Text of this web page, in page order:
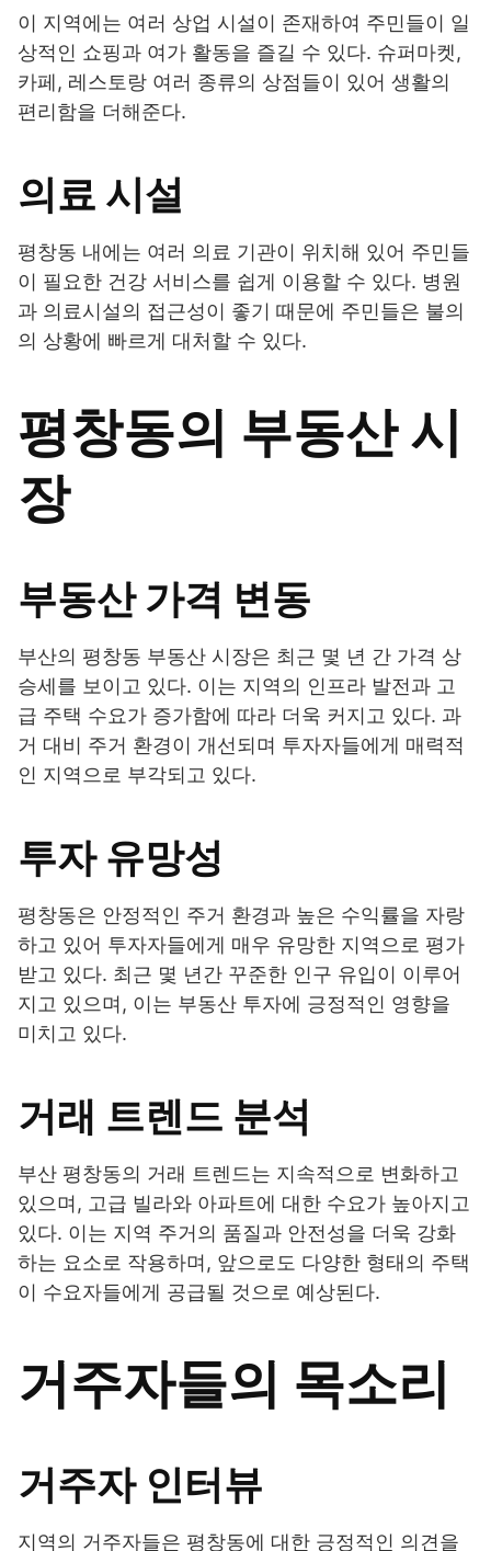
이 지역에는 여러 상업 시설이 존재하여 주민들이 일
상적인 쇼핑과 여가 활동을 즐길 수 있다. 슈퍼마켓,
카페, 레스토랑 여러 종류의 상점들이 있어 생활의
편리함을 더해준다.
의료 시설
평창동 내에는 여러 의료 기관이 위치해 있어 주민들
이 필요한 건강 서비스를 쉽게 이용할 수 있다. 병원
과 의료시설의 접근성이 좋기 때문에 주민들은 불의
의 상황에 빠르게 대처할 수 있다.
평창동의 부동산 시
장
부동산 가격 변동
부산의 평창동 부동산 시장은 최근 몇 년 간 가격 상
승세를 보이고 있다. 이는 지역의 인프라 발전과 고
급 주택 수요가 증가함에 따라 더욱 커지고 있다. 과
거 대비 주거 환경이 개선되며 투자자들에게 매력적
인 지역으로 부각되고 있다.
투자 유망성
평창동은 안정적인 주거 환경과 높은 수익률을 자랑
하고 있어 투자자들에게 매우 유망한 지역으로 평가
받고 있다. 최근 몇 년간 꾸준한 인구 유입이 이루어
지고 있으며, 이는 부동산 투자에 긍정적인 영향을
미치고 있다.
거래 트렌드 분석
부산 평창동의 거래 트렌드는 지속적으로 변화하고
있으며, 고급 빌라와 아파트에 대한 수요가 높아지고
있다. 이는 지역 주거의 품질과 안전성을 더욱 강화
하는 요소로 작용하며, 앞으로도 다양한 형태의 주택
이 수요자들에게 공급될 것으로 예상된다.
거주자들의 목소리
거주자 인터뷰
지역의 거주자들은 평창동에 대한 긍정적인 의견을